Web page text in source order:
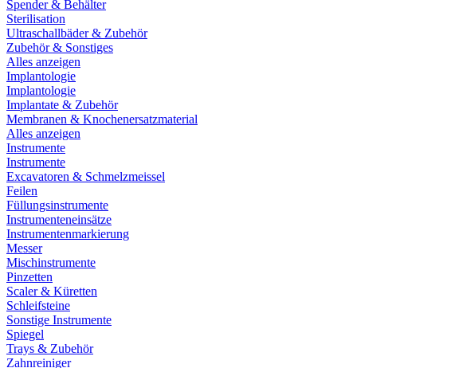
Spender & Behälter
Sterilisation
Ultraschallbäder & Zubehör
Zubehör & Sonstiges
Alles anzeigen
Implantologie
Implantologie
Implantate & Zubehör
Membranen & Knochenersatzmaterial
Alles anzeigen
Instrumente
Instrumente
Excavatoren & Schmelzmeissel
Feilen
Füllungsinstrumente
Instrumenteneinsätze
Instrumentenmarkierung
Messer
Mischinstrumente
Pinzetten
Scaler & Küretten
Schleifsteine
Sonstige Instrumente
Spiegel
Trays & Zubehör
Zahnreiniger